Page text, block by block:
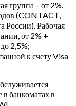
группа – от 2%.
(CONTACT,
России). Рабочая
от 2% +
2,5%;
к счету Visa
в банкоматах в